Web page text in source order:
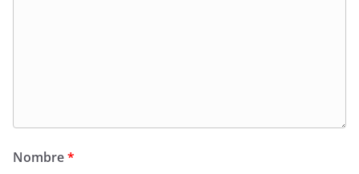
Nombre*